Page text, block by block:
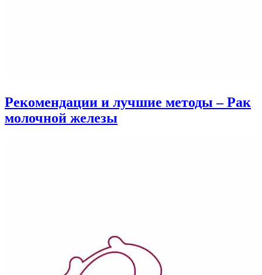
Рекомендации и лучшие методы – Рак
молочной железы